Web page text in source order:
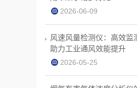
2026-06-09
风速风量检测仪：高效监
助力工业通风效能提升
2026-05-25